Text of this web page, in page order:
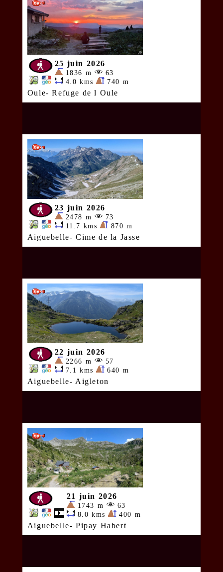
25 juin 2026
1836 m
63
4.0 kms
740 m
Oule- Refuge de l Oule
23 juin 2026
2478 m
73
11.7 kms
870 m
Aiguebelle- Cime de la Jasse
22 juin 2026
2266 m
57
7.1 kms
640 m
Aiguebelle- Aigleton
21 juin 2026
1743 m
63
8.0 kms
400 m
Aiguebelle- Pipay Habert